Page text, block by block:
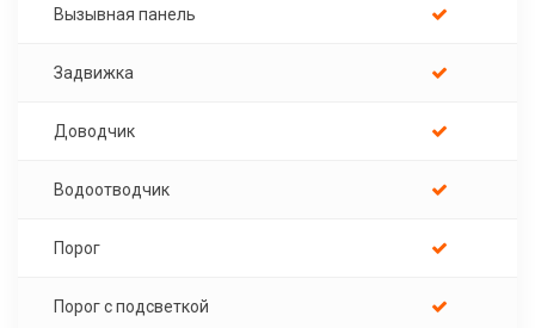
Вызывная панель
Задвижка
Доводчик
Водоотводчик
Порог
Порог с подсветкой